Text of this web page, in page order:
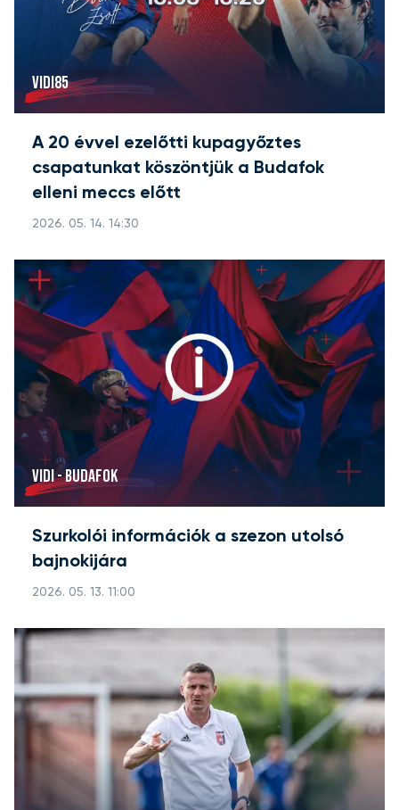
VIDI85
A 20 évvel ezelőtti kupagyőztes
csapatunkat köszöntjük a Budafok
elleni meccs előtt
2026. 05. 14. 14:30
VIDI - BUDAFOK
Szurkolói információk a szezon utolsó
bajnokijára
2026. 05. 13. 11:00